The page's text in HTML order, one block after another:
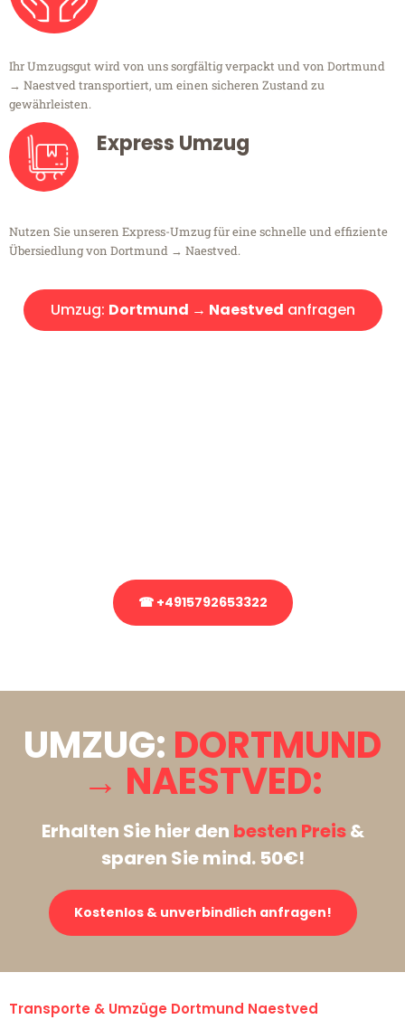
Ihr Umzugsgut wird von uns sorgfältig verpackt und von Dortmund
→ Naestved transportiert, um einen sicheren Zustand zu
gewährleisten.
Express Umzug
Nutzen Sie unseren Express-Umzug für eine schnelle und effiziente
Übersiedlung von Dortmund → Naestved.
Umzug: Dortmund → Naestved anfragen
☎ +4915792653322
UMZUG: DORTMUND
→ NAESTVED:
Erhalten Sie hier den besten Preis&
sparen Sie mind. 50€!
Kostenlos & unverbindlich anfragen!
Transporte & Umzüge Dortmund Naestved